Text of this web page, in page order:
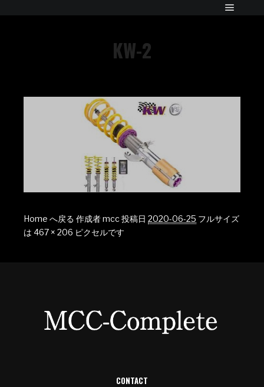
KW-2
Home へ戻る 作成者mcc投稿日 2020-06-25 フルサイズ
は 467 × 206 ピクセルです
CONTACT